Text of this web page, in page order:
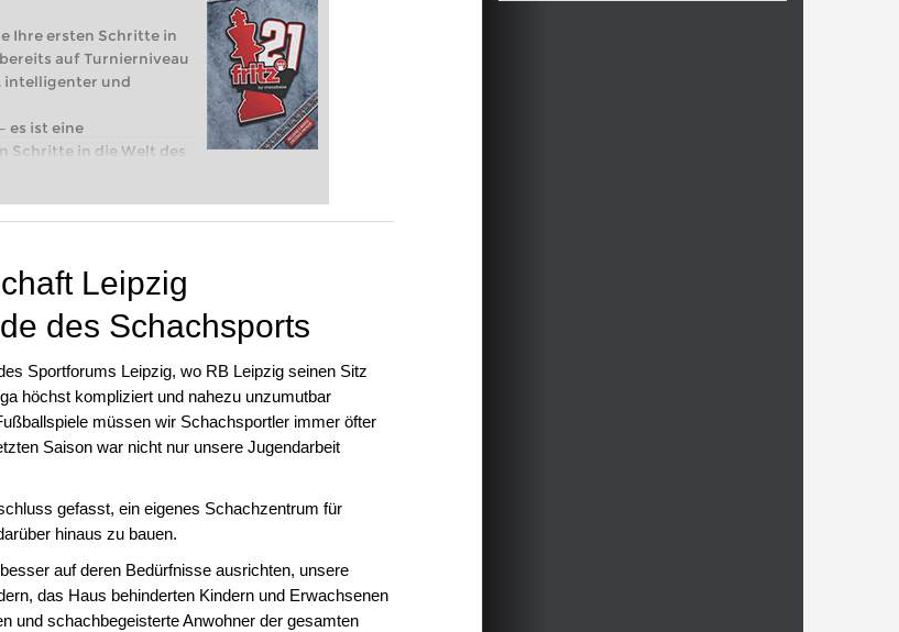
Ihre ersten Schritte in
auf Turnierniveau
intelligenter und
es ist eine
Schritte in die Welt des
spielen: Mit
Leipzig
des Schachsports
Sportforums Leipzig, wo RB Leipzig seinen Sitz
höchst kompliziert und nahezu unzumutbar
müssen wir Schachsportler immer öfter
Saison war nicht nur unsere Jugendarbeit
gefasst, ein eigenes Schachzentrum für
hinaus zu bauen.
auf deren Bedürfnisse ausrichten, unsere
das Haus behinderten Kindern und Erwachsenen
und schachbegeisterte Anwohner der gesamten